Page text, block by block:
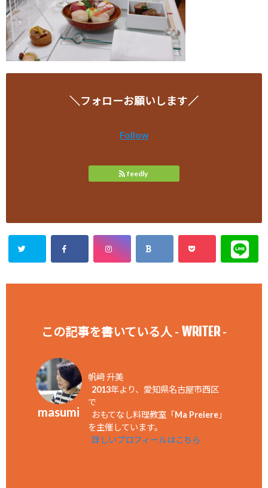
＼フォローお願いします／
Follow
feedly
この記事を書いている人 - WRITER-
masumi
帆﨑 升美
2013年より、愛知県名古屋市西区
で
おもてなし料理教室「Ma Preiere」
を主催しています。
詳しいプロフィールはこちら